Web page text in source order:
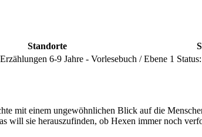
Standorte
6-9 Jahre - Vorlesebuch / Ebene 1 Status:
mit einem ungewöhnlichen Blick auf die
will sie herauszufinden, ob Hexen immer noch